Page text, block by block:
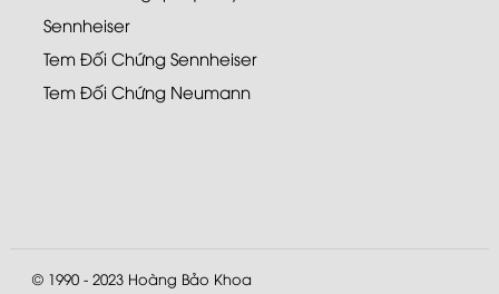
Sennheiser
Tem Đối Chứng Sennheiser
Tem Đối Chứng Neumann
© 1990 - 2023 Hoàng Bảo Khoa